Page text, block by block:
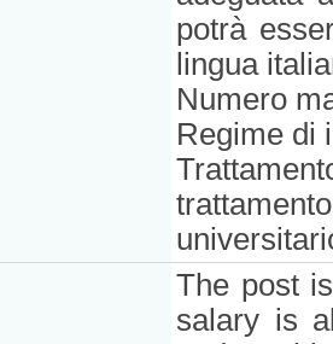
potrà
lingua
Numero
Regime di
The post
salary is